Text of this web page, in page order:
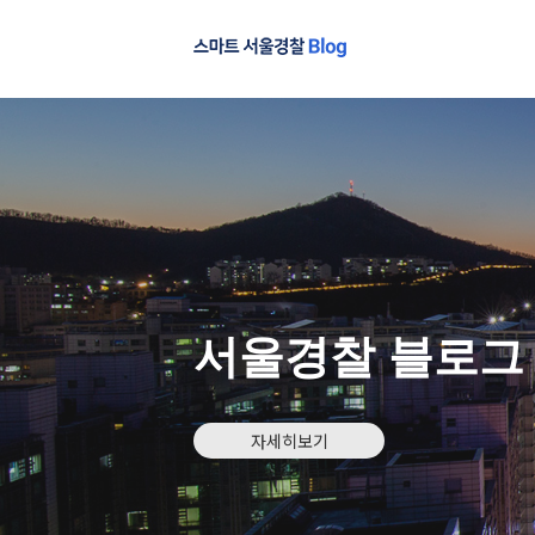
서울경찰 블로그
자세히보기